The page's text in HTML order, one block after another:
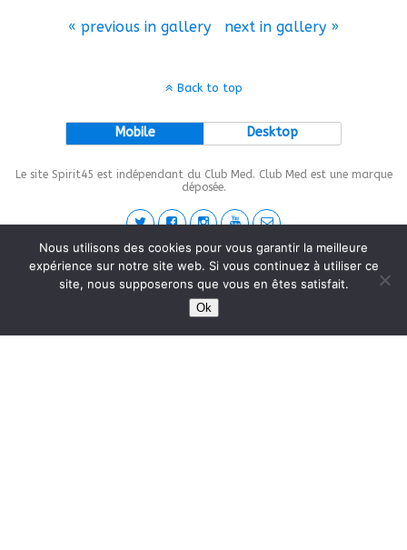
« previous in gallery next in gallery »
Back to top
Mobile Desktop
Le site Spirit45 est indépendant du Club Med. Club Med est une marque
déposée.
This site is protected by wp-copyrightpro.com
Nous utilisons des cookies pour vous garantir la meilleure
expérience sur notre site web. Si vous continuez à utiliser ce
site, nous supposerons que vous en êtes satisfait.
Ok